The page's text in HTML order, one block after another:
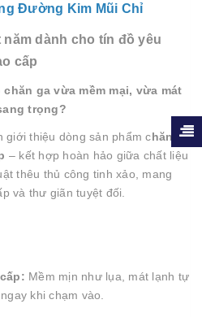
Đường Kim Mũi Chỉ
dành cho tín đồ yêu
cấp
ga vừa mềm mại, vừa mát
trọng?
giới thiệu dòng sản phẩm chăn
– kết hợp hoàn hảo giữa chất liệu
thêu thủ công tinh xảo, mang
và thư giãn tuyệt đối.
Mềm mịn như lụa, mát lạnh tự
khi chạm vào.